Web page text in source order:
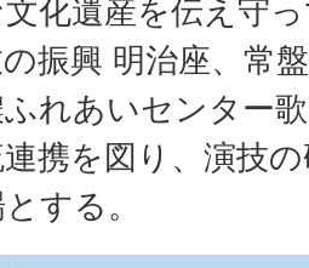
化遺産を伝え守
振興 明治座、常
ふれあいセンター
携を図り、演技
する。